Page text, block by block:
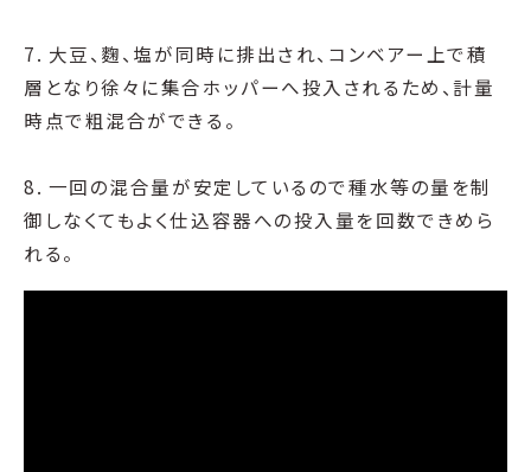
7. 大豆、麴、塩が同時に排出され、コンベアー上で積
層となり徐々に集合ホッパーへ投入されるため、計量
時点で粗混合ができる。
8. 一回の混合量が安定しているので種水等の量を制
御しなくてもよく仕込容器への投入量を回数できめら
れる。